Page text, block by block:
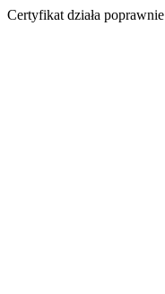
Certyfikat działa poprawnie